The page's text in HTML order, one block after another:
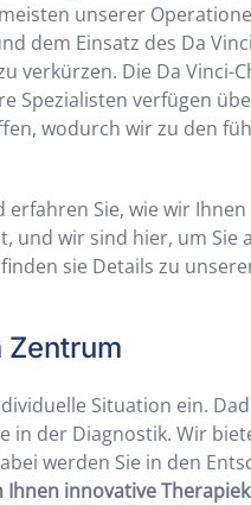
unserer
dem Einsatz des Da
verkürzen. Die Da Vinci-
Spezialisten verfügen
wodurch wir zu den
Sie, wie wir
und wir sind hier, um Sie
sie Details zu
Zentrum
Situation ein.
in der Diagnostik. Wir
werden Sie in den
innovative